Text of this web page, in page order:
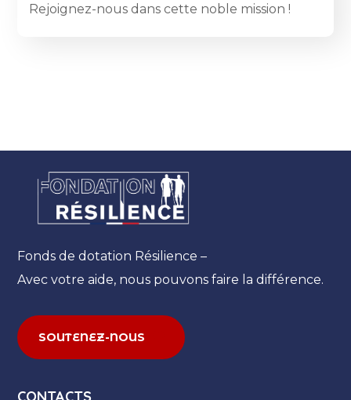
Rejoignez-nous dans cette noble mission !
Fonds de dotation Résilience –
Avec votre aide, nous pouvons faire la différence.
SOUTENEZ-NOUS
CONTACTS